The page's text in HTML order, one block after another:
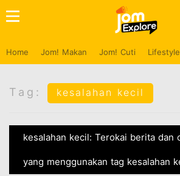
Home Jom! Makan Jom! Cuti Lifestyle
Tag: kesalahan kecil
kesalahan kecil: Terokai berita dan
yang menggunakan tag kesalahan